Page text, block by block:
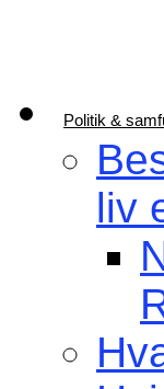
Politik &
liv